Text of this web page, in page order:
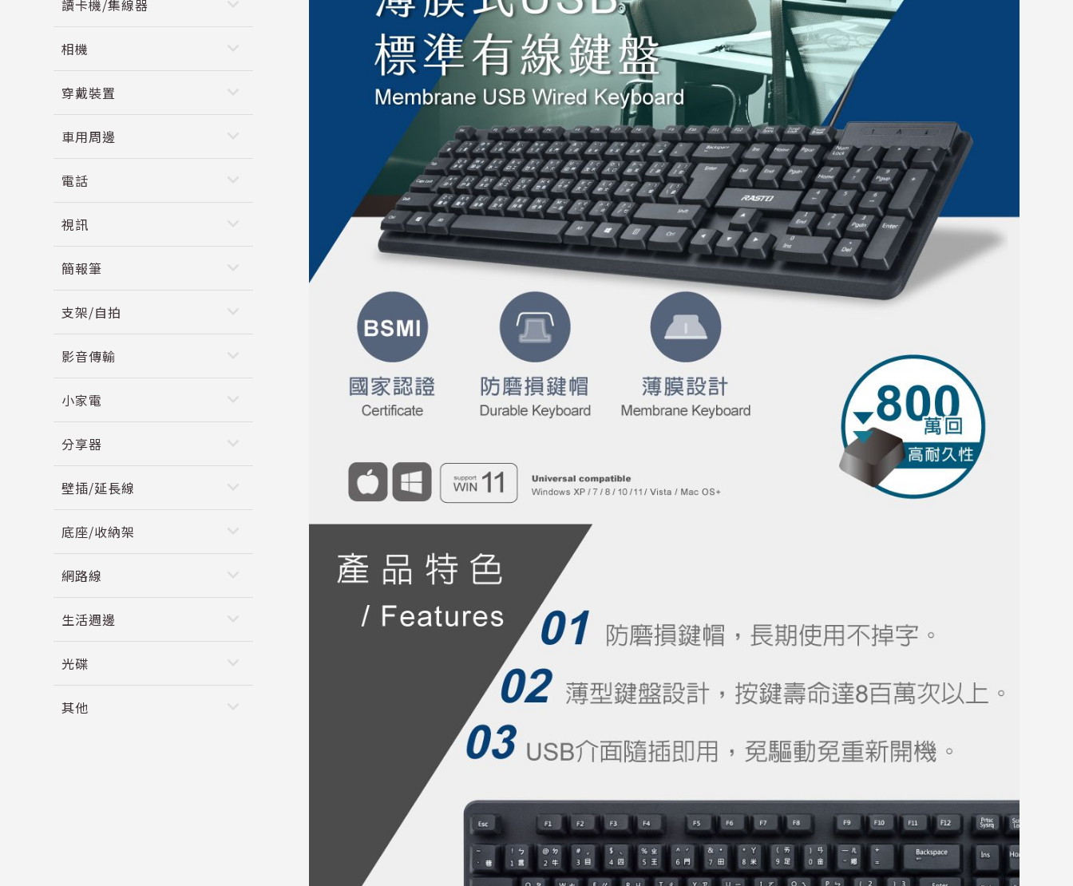
讀卡機/集線器
相機 keyboard_arrow_down
穿戴裝置 keyboard_arrow_down
車用周邊 keyboard_arrow_down
電話 keyboard_arrow_down
視訊 keyboard_arrow_down
簡報筆 keyboard_arrow_down
支架/自拍 keyboard_arrow_down
影音傳輸 keyboard_arrow_down
小家電 keyboard_arrow_down
分享器 keyboard_arrow_down
壁插/延長線 keyboard_arrow_down
底座/收納架 keyboard_arrow_down
網路線 keyboard_arrow_down
生活週邊 keyboard_arrow_down
光碟 keyboard_arrow_down
其他 keyboard_arrow_down